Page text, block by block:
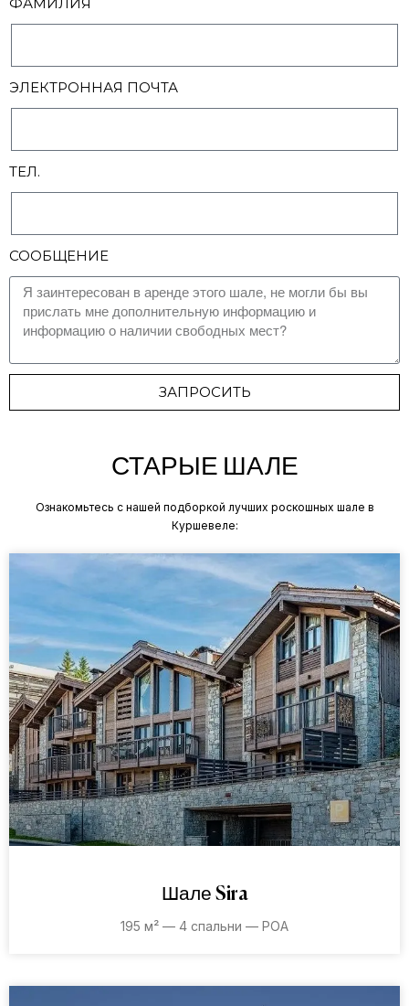
ЭЛЕКТРОННАЯ ПОЧТА
ТЕЛ.
СООБЩЕНИЕ
ЗАПРОСИТЬ
СТАРЫЕ ШАЛЕ
Ознакомьтесь с нашей подборкой лучших роскошных шале в
Куршевеле:
Шале Sira
195 м² — 4 спальни — POA